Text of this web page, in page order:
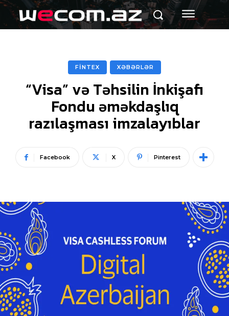
FİNTEX XƏBƏRLƏR
“Visa” və Təhsilin İnkişafı
Fondu əməkdaşlıq
razılaşması imzalayıblar
Facebook X Pinterest